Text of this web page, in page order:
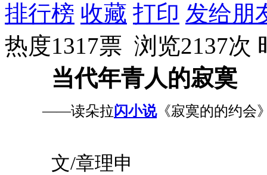
排行榜 收藏 打印 发给朋
热度1317票 浏览2137次
当代年青人的寂寞
——读朵拉闪小说《寂寞的的约会
文/章理申